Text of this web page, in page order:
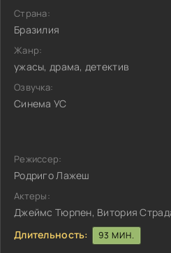
Страна:
Бразилия
Жанр:
ужасы, драма, детектив
Озвучка:
Синема УС
Режиссер:
Родриго Лажеш
Актеры:
Джеймс Тюрпен, Витория
Длительность:
93 МИН.